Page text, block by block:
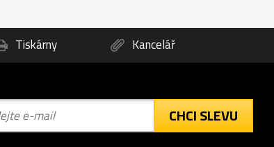
Tiskárny Kancelář
CHCI SLEVU